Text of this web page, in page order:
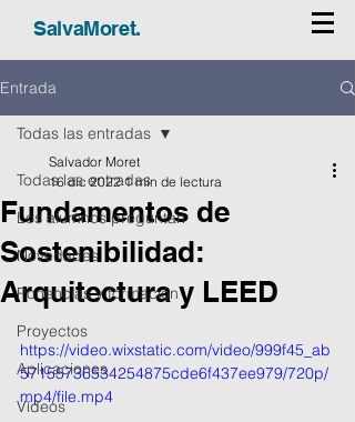
SalvaMoret.
Entrada
Todas las entradas
Los alumnos preguntan
Novedades
Ponencias y formación
Proyectos
Aplicaciones
Vídeos
Todas las entradas
Fundamentos de
Sostenibilidad:
Arquitectura y LEED
Salvador Moret
16 dic 2022 1 min de lectura
https://video.wixstatic.com/video/999f45_ab
57155736534254875cde6f437ee979/720p/
mp4/file.mp4